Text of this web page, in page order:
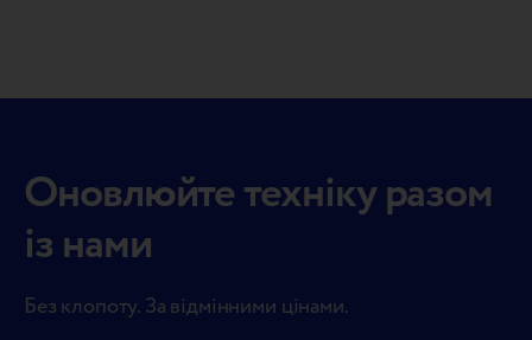
Оновлюйте техніку разом
із нами
Без клопоту. За відмінними цінами.